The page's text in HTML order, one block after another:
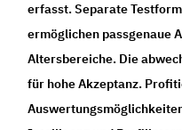
erfasst. Separate
ermöglichen passgenaue
Altersbereiche. Die
für hohe Akzeptanz.